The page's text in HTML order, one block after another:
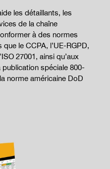
les détaillants, les
de la chaîne
à des normes
le CCPA, l’UE-RGPD,
27001, ainsi qu’aux
spéciale 800-
norme américaine DoD